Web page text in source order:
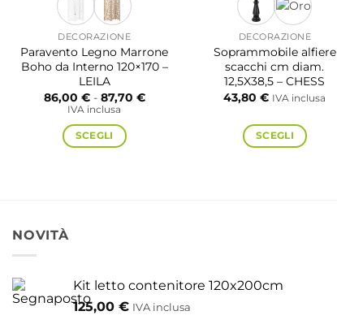
DECORAZIONE
Paravento Legno Marrone
Boho da Interno 120×170 –
LEILA
86,00 € - 87,70 €Fascia
IVA inclusa
SCEGLI
opzioni
possono
DECORAZIONE
Soprammobile alfiere
scacchi cm diam.
12,5X38,5 – CHESS
43,80€ IVA inclusa
SCEGLI
opzioni
NOVITÀ
Kit letto contenitore 120x200cm
125,00 € IVA inclusa